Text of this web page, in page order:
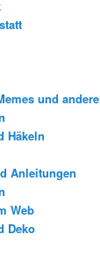
und andere
Häkeln
Anleitungen
Web
Deko